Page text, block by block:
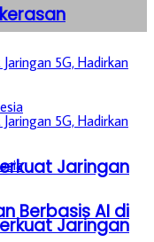
Jaringan
Berbasis AI di
Jaringan